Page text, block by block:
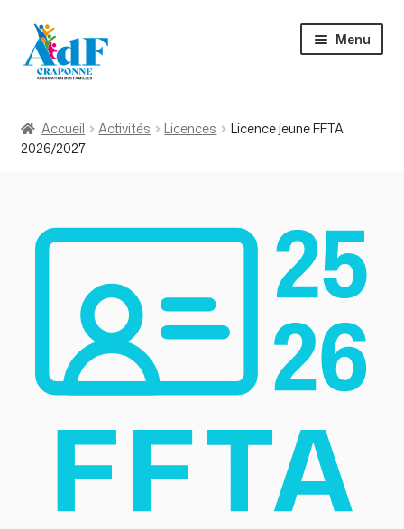
Aller
à
Aller
au
contenu
Menu
Activités
Actualités
Accueil Activités Licences
Licence jeune FFTA
2026/2027